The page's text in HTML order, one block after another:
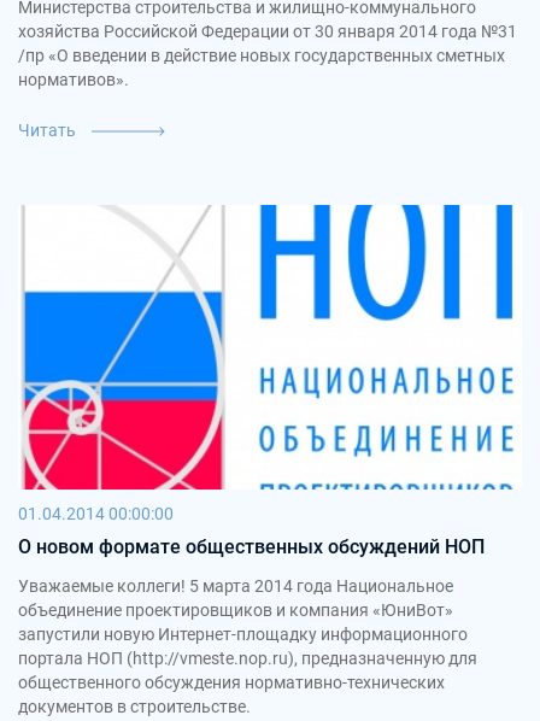
Министерства строительства и жилищно-коммунального
хозяйства Российской Федерации от 30 января 2014 года №31
/пр «О введении в действие новых государственных сметных
нормативов».
Читать
01.04.2014 00:00:00
О новом формате общественных обсуждений НОП
Уважаемые коллеги! 5 марта 2014 года Национальное
объединение проектировщиков и компания «ЮниВот»
запустили новую Интернет-площадку информационного
портала НОП (http://vmeste.nop.ru), предназначенную для
общественного обсуждения нормативно-технических
документов в строительстве.